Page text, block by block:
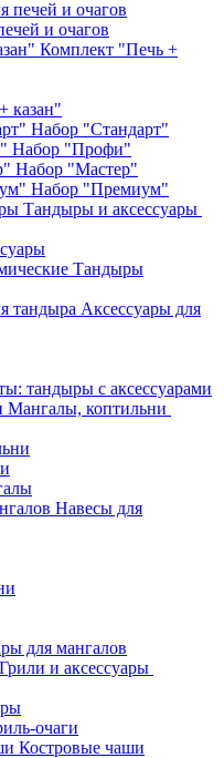
и очагов
Комплект "Печь +
казан"
Набор "Стандарт"
Набор "Профи"
Набор "Мастер"
Набор "Премиум"
Тандыры и аксессуары
Тандыры
Аксессуары для
тандыры с аксессуарами
Мангалы, коптильни
Навесы для
для мангалов
Грили и аксессуары
очаги
Костровые чаши